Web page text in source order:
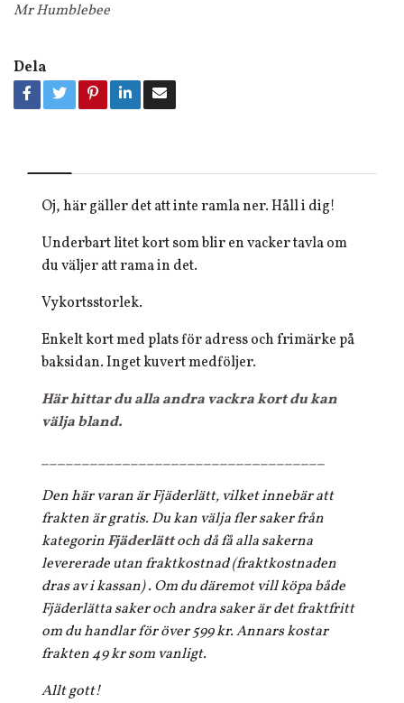
Mr Humblebee
Dela
Oj, här gäller det att inte ramla ner. Håll i dig!
Underbart litet kort som blir en vacker tavla om
du väljer att rama in det.
Vykortsstorlek.
Enkelt kort med plats för adress och frimärke på
baksidan. Inget kuvert medföljer.
Här hittar du alla andra vackra kort du kan
välja bland.
___________________________________
Den här varan är Fjäderlätt, vilket innebär att
frakten är gratis. Du kan välja fler saker från
kategorinFjäderlättoch då få alla sakerna
levererade utan fraktkostnad (fraktkostnaden
dras av i kassan) . Om du däremot vill köpa både
Fjäderlätta saker och andra saker är det fraktfritt
om du handlar för över 599 kr. Annars kostar
frakten 49 kr som vanligt.
Allt gott!